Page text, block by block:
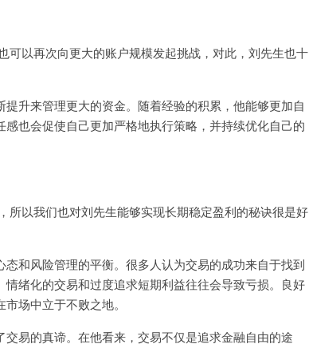
可以再次向更大的账户规模发起挑战，对此，刘先生也十
升来管理更大的资金。随着经验的积累，他能够更加自
也会促使自己更加严格地执行策略，并持续优化自己的
所以我们也对刘先生能够实现长期稳定盈利的秘诀很是好
和风险管理的平衡。很多人认为交易的成功来自于找到
绪化的交易和过度追求短期利益往往会导致亏损。良好
场中立于不败之地。
易的真谛。在他看来，交易不仅是追求金融自由的途